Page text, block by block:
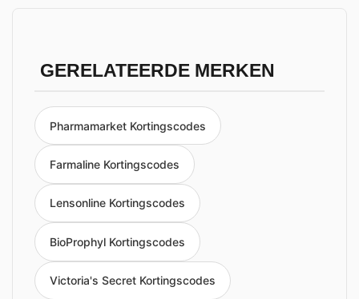
GERELATEERDE MERKEN
Pharmamarket Kortingscodes
Farmaline Kortingscodes
Lensonline Kortingscodes
BioProphyl Kortingscodes
Victoria's Secret Kortingscodes